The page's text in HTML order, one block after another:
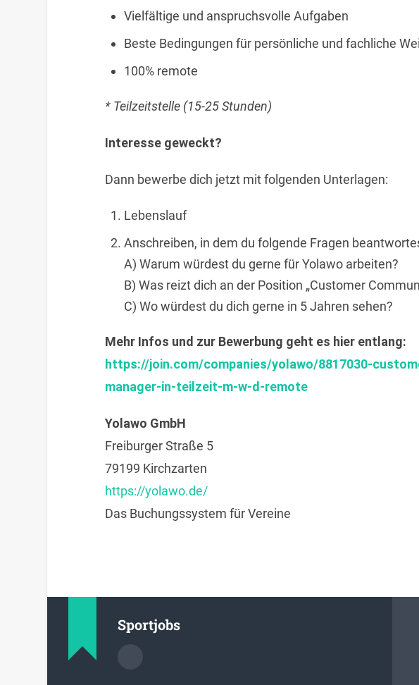
Vielfältige und anspruchsvolle Aufgaben
Beste Bedingungen für persönliche und fachliche
100% remote
* Teilzeitstelle (15-25 Stunden)
Interesse geweckt?
Dann bewerbe dich jetzt mit folgenden Unterlagen:
Lebenslauf
Anschreiben, in dem du folgende Fragen
A) Warum würdest du gerne für Yolawo arbeiten?
B) Was reizt dich an der Position „Customer
C) Wo würdest du dich gerne in 5 Jahren sehen?
Mehr Infos und zur Bewerbung geht es hier entlang:
https://join.com/companies/yolawo/8817030-
manager-in-teilzeit-m-w-d-remote
Yolawo GmbH
Freiburger Straße 5
79199 Kirchzarten
https://yolawo.de/
Das Buchungssystem für Vereine
Sportjobs